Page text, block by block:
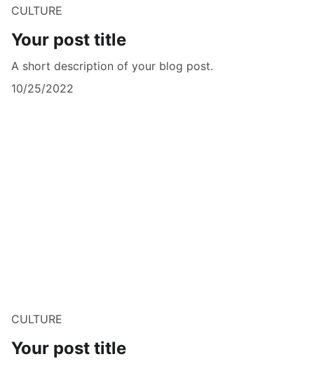
CULTURE
Your post title
A short description of your blog post.
10/25/2022
CULTURE
Your post title